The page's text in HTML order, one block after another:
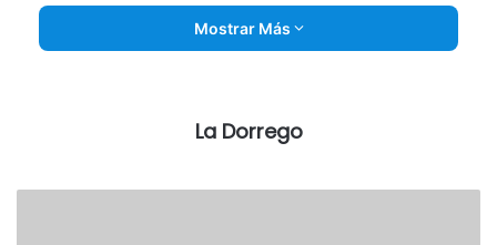
Rubro c) Venta Ambulante de Facturas, Bolas de Fraile y
Tortas Fritas
las 11 en la Oficina de Compras de la Municipalidad. El
Mostrar Más
La Dorrego